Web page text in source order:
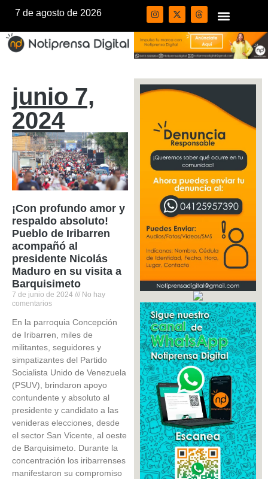
7 de agosto de 2026
junio 7,
2024
¡Con profundo amor y
respaldo absoluto!
Pueblo de Iribarren
acompañó al
presidente Nicolás
Maduro en su visita a
Barquisimeto
7 de junio de 2024
No hay
comentarios
En la parroquia Concepción
de Iribarren, miles de
militantes, seguidores y
simpatizantes del Partido
Socialista Unido de Venezuela
(PSUV), brindaron apoyo
contundente y absoluto al
presidente y candidato a las
venideras elecciones, desde
el sector San Vicente, al oeste
de Barquisimeto. Durante la
concentración los iribarrenses
manifestaron su compromiso